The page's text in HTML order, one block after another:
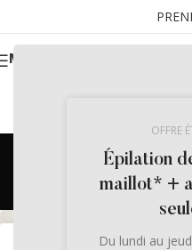
OFFRE
Épilation
maillot* +
Du lundi au
MENU
Archives
de